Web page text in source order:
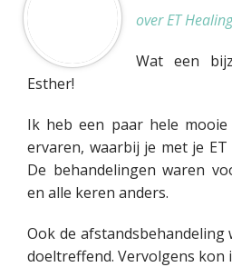
over ET
Wat een
Esther!
Ik heb een paar hele
ervaren, waarbij je met je ET
De behandelingen waren
en alle keren anders.
Ook de afstandsbehandeling
doeltreffend. Vervolgens kon